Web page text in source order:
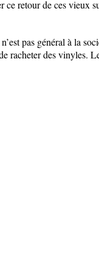
ce retour de ces vieux
pas général à la
racheter des vinyles.